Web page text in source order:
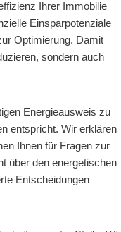
Ihrer Immobilie
Einsparpotenziale
Optimierung. Damit
sondern auch
Energieausweis zu
entspricht. Wir erklären
Ihnen für Fragen zur
über den energetischen
Entscheidungen